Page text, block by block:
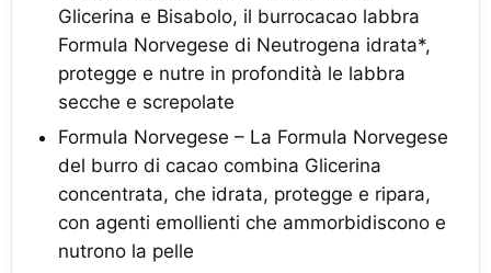
Glicerina e Bisabolo, il burrocacao labbra
Formula Norvegese di Neutrogena idrata*,
protegge e nutre in profondità le labbra
secche e screpolate
Formula Norvegese – La Formula Norvegese
del burro di cacao combina Glicerina
concentrata, che idrata, protegge e ripara,
con agenti emollienti che ammorbidiscono e
nutrono la pelle